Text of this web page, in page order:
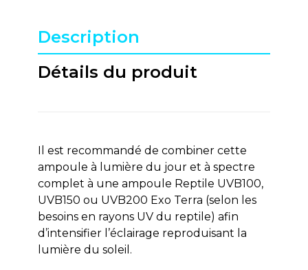
Description
Détails du produit
Il est recommandé de combiner cette
ampoule à lumière du jour et à spectre
complet à une ampoule Reptile UVB100,
UVB150 ou UVB200 Exo Terra (selon les
besoins en rayons UV du reptile) afin
d’intensifier l’éclairage reproduisant la
lumière du soleil.